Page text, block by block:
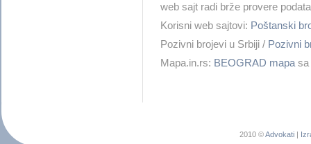
web sajt radi brže provere
Korisni web sajtovi: Poštanski
Pozivni brojevi u Srbiji / Pozivni
Mapa.in.rs: BEOGRAD mapasa
2010 ©Advokati